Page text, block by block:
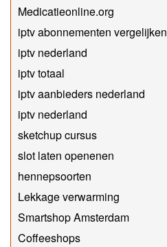
Medicatieonline.org
iptv abonnementen vergelijken
iptv nederland
iptv totaal
iptv aanbieders nederland
iptv nederland
sketchup cursus
slot laten openenen
hennepsoorten
Lekkage verwarming
Smartshop Amsterdam
Coffeeshops